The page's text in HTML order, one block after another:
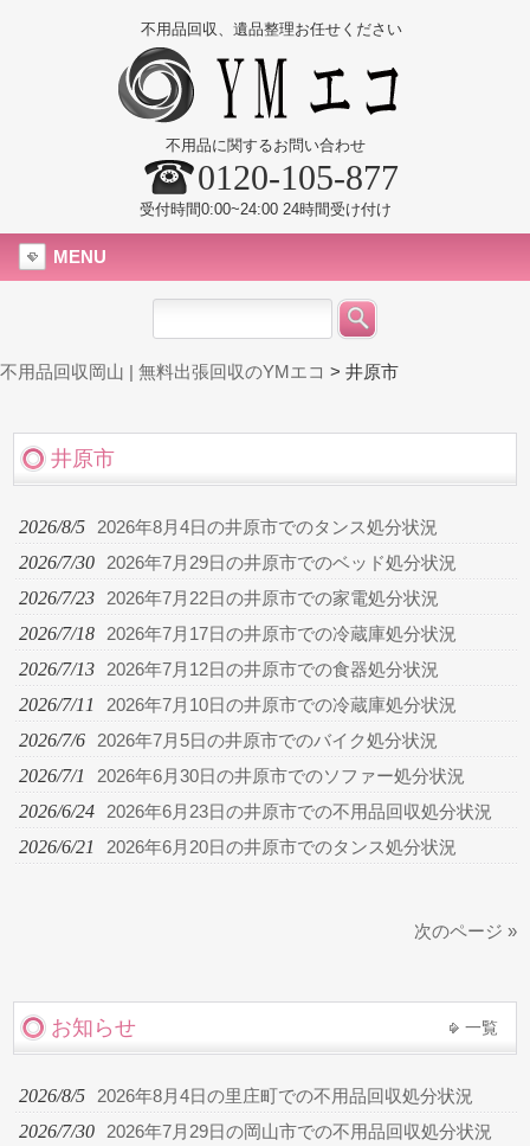
不用品回収、遺品整理お任せください
不用品に関するお問い合わせ
0120-105-877
受付時間0:00~24:00 24時間受け付け
MENU
不用品回収岡山 | 無料出張回収のYMエコ > 井原市
井原市
2026/8/5 2026年8月4日の井原市でのタンス処分状況
2026/7/30 2026年7月29日の井原市でのベッド処分状況
2026/7/23 2026年7月22日の井原市での家電処分状況
2026/7/18 2026年7月17日の井原市での冷蔵庫処分状況
2026/7/13 2026年7月12日の井原市での食器処分状況
2026/7/11 2026年7月10日の井原市での冷蔵庫処分状況
2026/7/6 2026年7月5日の井原市でのバイク処分状況
2026/7/1 2026年6月30日の井原市でのソファー処分状況
2026/6/24 2026年6月23日の井原市での不用品回収処分状況
2026/6/21 2026年6月20日の井原市でのタンス処分状況
次のページ »
お知らせ 一覧
2026/8/5 2026年8月4日の里庄町での不用品回収処分状況
2026/7/30 2026年7月29日の岡山市での不用品回収処分状況